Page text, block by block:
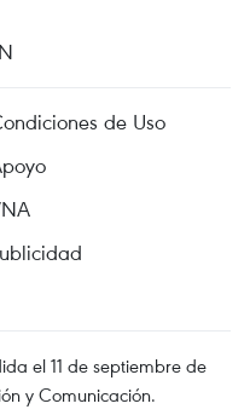
de Uso
el 11 de septiembre de
y Comunicación.